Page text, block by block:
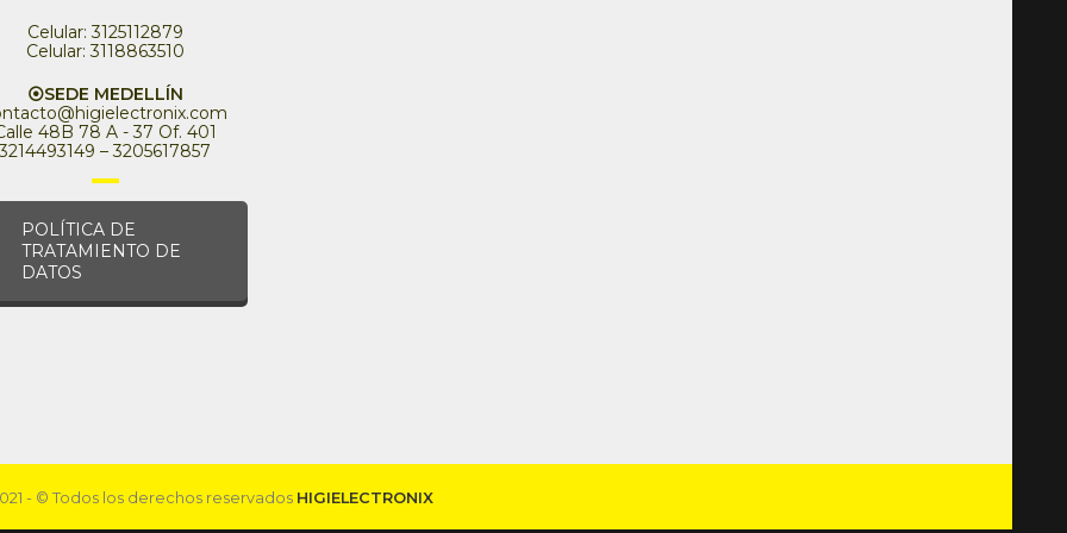
Celular: 3125112879
Celular: 3118863510
⦿SEDE MEDELLÍN
48B 78 A - 37 Of. 401
3214493149 – 3205617857
POLÍTICA DE
TRATAMIENTO DE
DATOS
- © Todos los derechos reservados HIGIELECTRONIX